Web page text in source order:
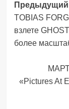
записи
Предыдущий
TOBIAS
взлете
более
«Pictures At